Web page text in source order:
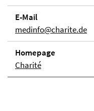
E-Mail
medinfo@charite.de
Homepage
Charité